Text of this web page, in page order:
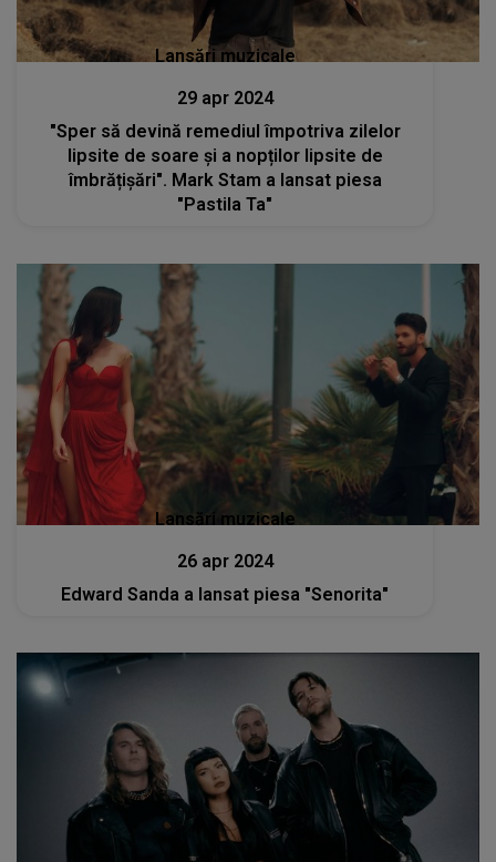
Lansări muzicale
29 apr 2024
"Sper să devină remediul împotriva zilelor
lipsite de soare și a nopților lipsite de
îmbrățișări". Mark Stam a lansat piesa
"Pastila Ta"
Lansări muzicale
26 apr 2024
Edward Sanda a lansat piesa "Senorita"